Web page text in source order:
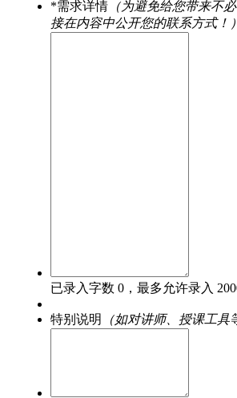
*需求详情 （为避免给您带来不
接在内容中公开您的联系方式！）
已录入字数 0 ，最多允许录入
特别说明 （如对讲师、授课工具